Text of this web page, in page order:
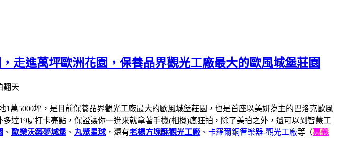
走進萬坪歐洲花園，保養品界觀光工廠最大的歐風城堡莊園
1萬5000坪，是目前保養品界觀光工廠最大的歐風城堡莊園，也是首座以美妍為主的巴洛克歐風
達19處打卡亮點，保證讓你一進來就拿著手機(相機)瘋狂拍，除了美拍之外，還可以到智慧工
、 歐樂沃築夢城堡 、 丸聚星球 ，還有老楊方塊酥觀光工廠 、 卡羅爾銅管樂器-觀光工廠等（嘉義